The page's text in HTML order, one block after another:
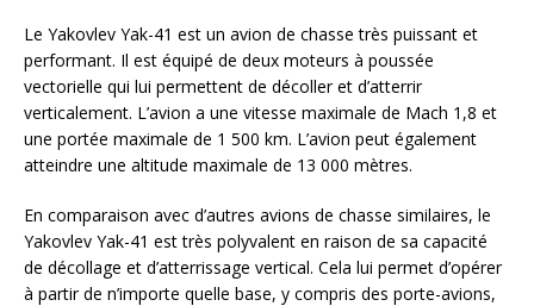
Le Yakovlev Yak-41 est un avion de chasse très puissant et
performant. Il est équipé de deux moteurs à poussée
vectorielle qui lui permettent de décoller et d’atterrir
verticalement. L’avion a une vitesse maximale de Mach 1,8 et
une portée maximale de 1 500 km. L’avion peut également
atteindre une altitude maximale de 13 000 mètres.
En comparaison avec d’autres avions de chasse similaires, le
Yakovlev Yak-41 est très polyvalent en raison de sa capacité
de décollage et d’atterrissage vertical. Cela lui permet d’opérer
à partir de n’importe quelle base, y compris des porte-avions,